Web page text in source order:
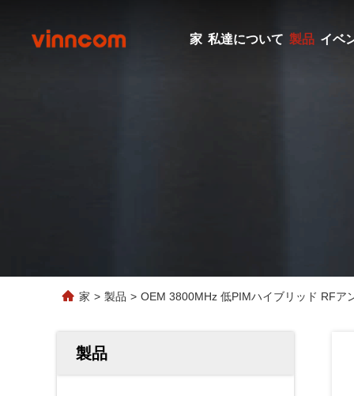
家 私達について 製品 イベ
家 > 製品 > OEM 3800MHz 低PIMハイブリッド RFア
製品